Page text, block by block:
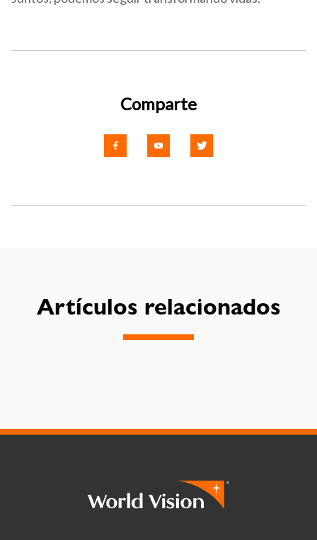
Comparte
Artículos relacionados